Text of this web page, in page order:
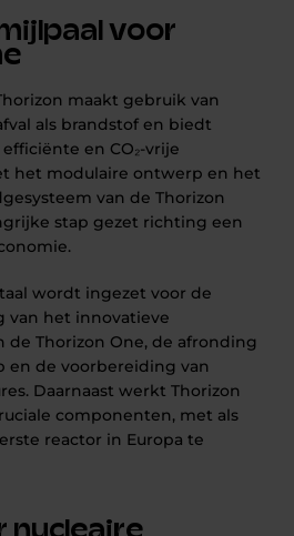
voor
maakt gebruik van
als brandstof en biedt
en CO₂-vrije
het modulaire ontwerp en het
van de Thorizon
stap gezet richting een
wordt ingezet voor de
het innovatieve
de Thorizon One, de afronding
en de voorbereiding van
Daarnaast werkt Thorizon
componenten, met als
reactor in Europa te